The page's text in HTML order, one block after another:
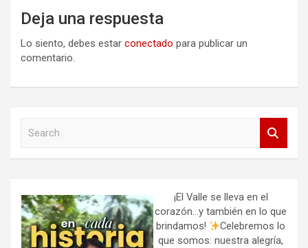
Deja una respuesta
Lo siento, debes estar conectado para publicar un
comentario.
h
¡El Valle se lleva en el
corazón…y también en lo que
brindamos!
Celebremos lo
que somos: nuestra alegría,